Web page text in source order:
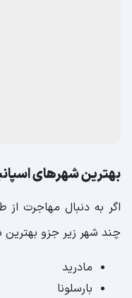
بهترین شهرهای
اگر به دنبال مهاجرت از
چند شهر زیر جزو
مادرید
بارسلونا